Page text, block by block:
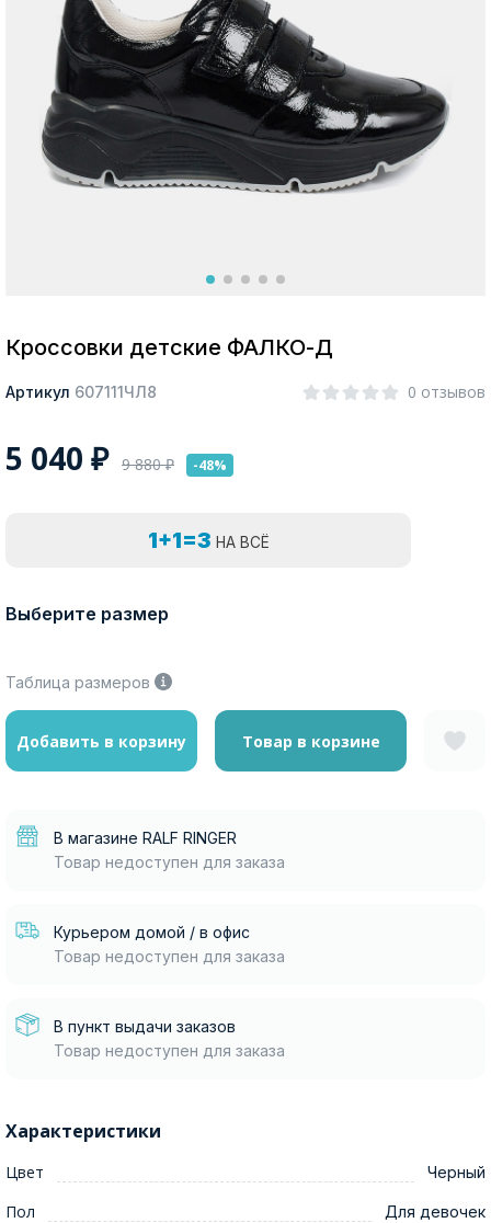
Москва
Кроссовки детские ФАЛКО-Д
Артикул 607111ЧЛ8 0 отзывов
5 040 ₽ 9 880₽ -48%
1+1=3 НА ВСЁ
Выберите размер
Таблица размеров
Добавить в корзину Товар в корзине
В магазине RALF RINGER
Товар недоступен для заказа
Курьером домой / в офис
Товар недоступен для заказа
В пункт выдачи заказов
Товар недоступен для заказа
Характеристики
Цвет Черный
Пол Для девочек